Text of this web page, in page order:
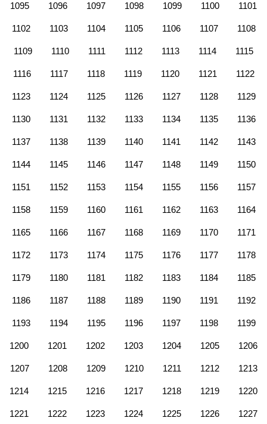
1095 1096 1097 1098 1099 1100 1101
1102 1103 1104 1105 1106 1107 1108
1109 1110 1111 1112 1113 1114 1115
1116 1117 1118 1119 1120 1121 1122
1123 1124 1125 1126 1127 1128 1129
1130 1131 1132 1133 1134 1135 1136
1137 1138 1139 1140 1141 1142 1143
1144 1145 1146 1147 1148 1149 1150
1151 1152 1153 1154 1155 1156 1157
1158 1159 1160 1161 1162 1163 1164
1165 1166 1167 1168 1169 1170 1171
1172 1173 1174 1175 1176 1177 1178
1179 1180 1181 1182 1183 1184 1185
1186 1187 1188 1189 1190 1191 1192
1193 1194 1195 1196 1197 1198 1199
1200 1201 1202 1203 1204 1205 1206
1207 1208 1209 1210 1211 1212 1213
1214 1215 1216 1217 1218 1219 1220
1221 1222 1223 1224 1225 1226 1227